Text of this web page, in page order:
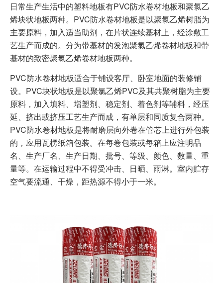
日常生产生活中的塑料地板有PVC防水卷材地板和聚氯乙
烯块状地板两种。PVC防水卷材地板是以聚氯乙烯树脂为
主要原料，加入适当助剂，在片状连续基材上，经涂敷工
艺生产而成的。分为带基材的发泡聚氯乙烯卷材地板和带
基材的致密聚氯乙烯卷材地板两种。
PVC防水卷材地板适合于铺设客厅、卧室地面的装修铺
设。PVC块状地板是以聚氯乙烯PVC及其共聚树脂为主要
原料，加入填料、增塑剂、稳定剂、着色剂等辅料，经压
延、挤出或挤压工艺生产而成，有单层和同质复合两种。
PVC防水卷材地板是将耐磨层向外卷在管芯上进行外包装
的，应用瓦楞纸箱包装。在每卷包装或每箱上应注明品
名、生产厂名、生产日期、批号、等级、颜色、数量、重
量等。在运输过程中不得受冲击、日晒、雨淋。室内贮存
空气要流通、干燥，距热源不得小于一米。